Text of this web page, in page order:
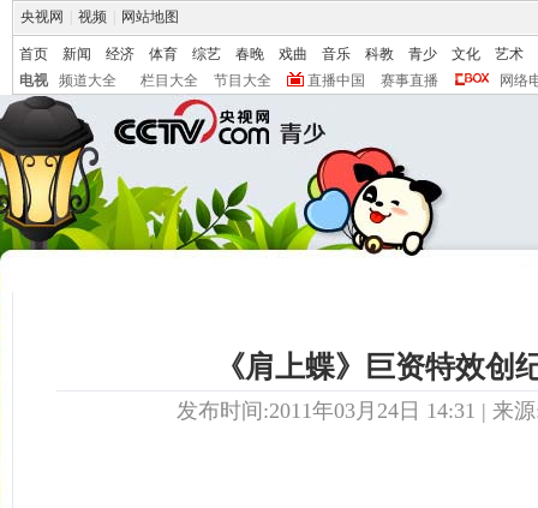
央视网 视频 网站地图
首页 新闻 经济 体育 综艺 春晚 戏曲 音乐 科教 青少 文化
艺术
电视
频道大全 栏目大全 节目大全 直播中国 赛事直播 网络
《肩上蝶》巨资特效创
发布时间:2011年03月24日 14:31 | 来